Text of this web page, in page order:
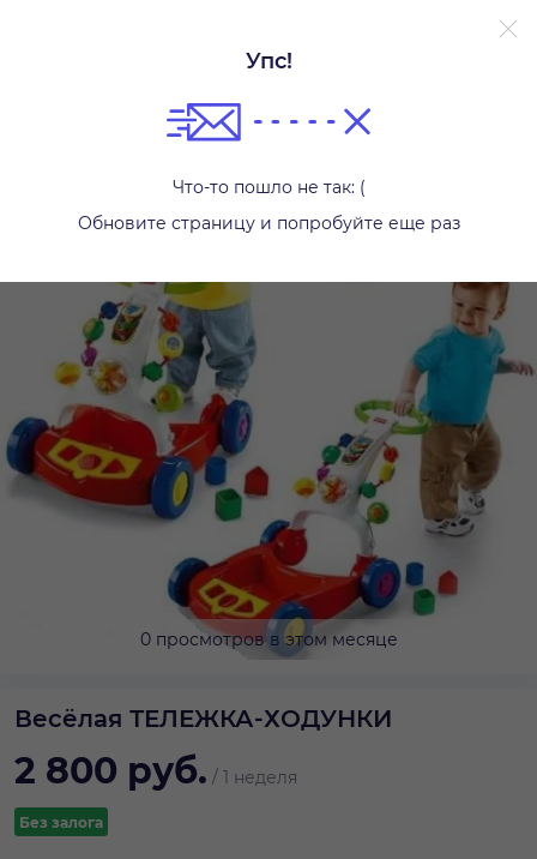
Упс!
Что-то пошло не так: (
Обновите страницу и попробуйте еще раз
0 просмотров в этом месяце
Весёлая ТЕЛЕЖКА-ХОДУНКИ
2 800 руб. / 1 неделя
Без залога